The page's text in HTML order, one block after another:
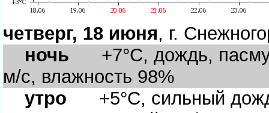
четверг, 18 июня, г.
ночь +7°C, дождь,
м/с, влажность 98%
утро +5°C, сильный